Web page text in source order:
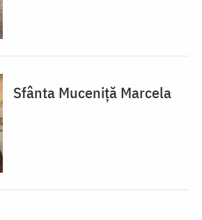
Sfânta Muceniță Marcela